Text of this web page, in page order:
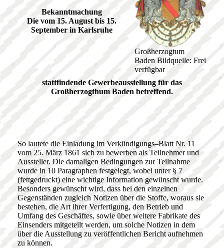
Großherzogtum
Baden Bildquelle: Frei
verfügbar
Bekanntmachung
Die vom 15. August bis 15.
September in Karlsruhe
stattfindende Gewerbeausstellung für das
Großherzogthum Baden betreffend.
So lautete die Einladung im Verkündigungs–Blatt Nr. 11
vom 25. März 1861 sich zu bewerben als Teilnehmer und
Aussteller. Die damaligen Bedingungen zur Teilnahme
wurde in 10 Paragraphen festgelegt, wobei unter § 7
(fettgedruckt) eine wichtige Information gewünscht wurde.
Besonders gewünscht wird, dass bei den einzelnen
Gegenständen zugleich Notizen über die Stoffe, woraus sie
bestehen, die Art ihrer Verfertigung, den Betrieb und
Umfang des Geschäftes, sowie über weitere Fabrikate des
Einsenders mitgeteilt werden, um solche Notizen in dem
über die Ausstellung zu veröffentlichen Bericht aufnehmen
zu können.